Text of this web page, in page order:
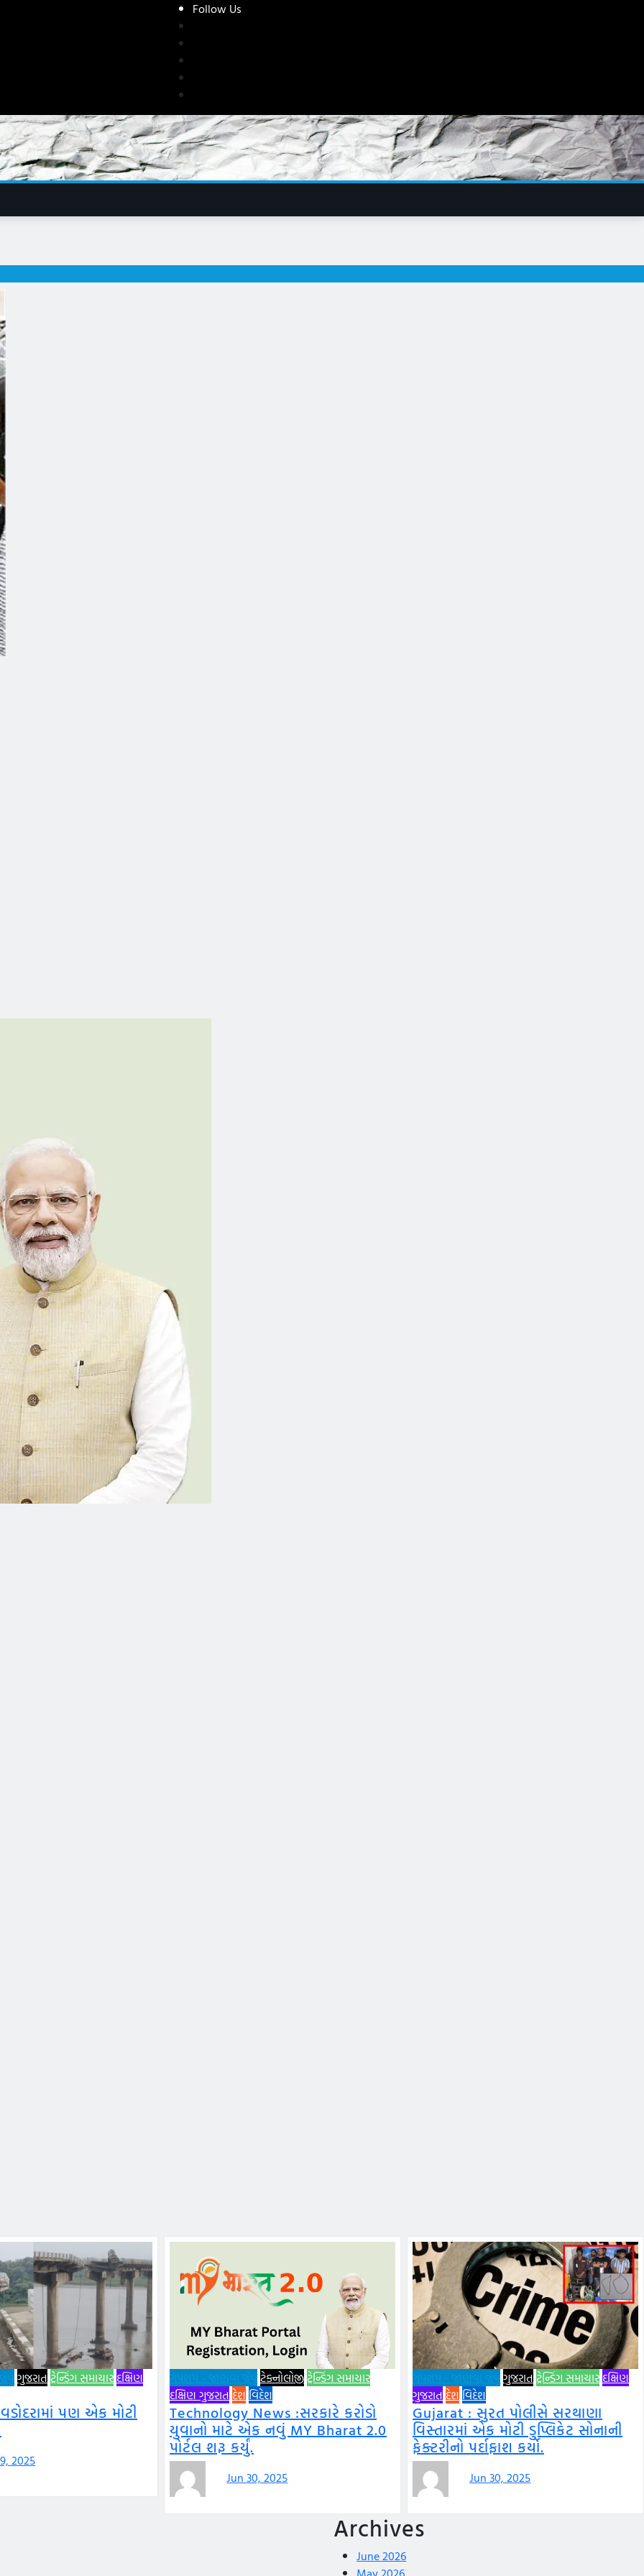
Follow Us
ગુજરાત ટ્રેન્ડિંગ સમાચાર દક્ષિણ
પણ એક મોટી
2025
ટેક્નોલોજી ટ્રેન્ડિંગ સમાચાર
દક્ષિણ ગુજરાત દેશ વિદેશ
Technology News :સરકારે કરોડો
યુવાનો માટે એક નવું MY Bharat 2.0
પોર્ટલ શરૂ કર્યું.
Jun 30, 2025
ગુજરાત ટ્રેન્ડિંગ સમાચાર દક્ષિણ
ગુજરાત દેશ વિદેશ
Gujarat : સુરત પોલીસે સરથાણા
વિસ્તારમાં એક મોટી ડુપ્લિકેટ સોનાની
ફેક્ટરીનો પર્દાફાશ કર્યો.
Jun 30, 2025
Archives
June 2026